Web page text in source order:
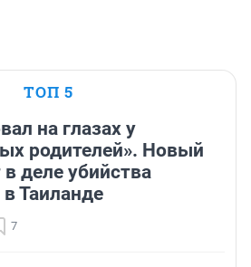
ТОП 5
на глазах у
родителей». Новый
деле убийства
Таиланде
7